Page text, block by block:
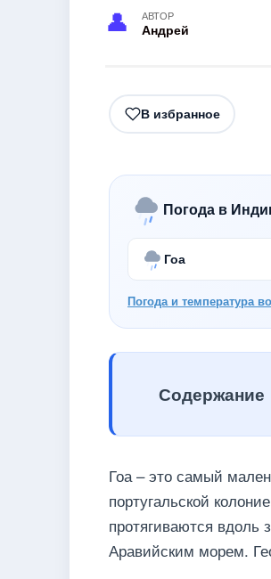
АВТОР
Андрей
В избранное
Погода в
Гоа
Погода и температура
Содержание
Гоа – это самый
португальской
протягиваются вдоль
Аравийским морем.